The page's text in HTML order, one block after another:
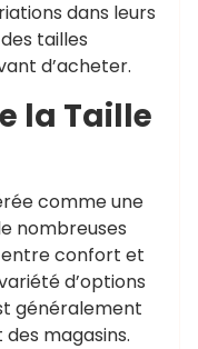
dans leurs
tailles
d’acheter.
la Taille
comme une
nombreuses
entre confort et
d’options
généralement
magasins.